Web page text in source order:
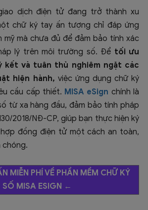
dịch điện tử đang trở thành xu
chữ ký tay ấn tượng chỉ đáp ứng
mà chưa đủ để đảm bảo tính xác
lý trên môi trường số. Để tối ưu
kết và tuân thủ nghiêm ngặt các
hiện hành, việc ứng dụng chữ ký
cầu cấp thiết. MISA eSign chính là
từ xa hàng đầu, đảm bảo tính pháp
2018/NĐ-CP, giúp bạn thực hiện ký
đồng điện tử một cách an toàn,
chóng.
MIỄN PHÍ VỀ PHẦN MỀM CHỮ KÝ
SỐ MISA ESIGN ←